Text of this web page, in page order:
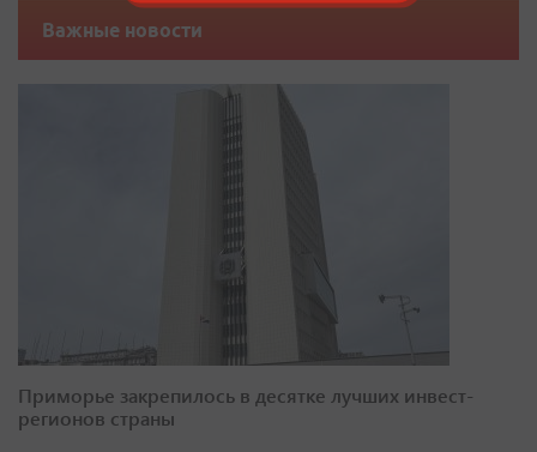
Важные новости
Приморье закрепилось в десятке лучших инвест-
регионов страны